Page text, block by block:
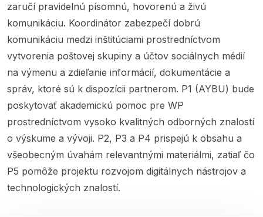
zaručí pravidelnú písomnú, hovorenú a živú
komunikáciu. Koordinátor zabezpečí dobrú
komunikáciu medzi inštitúciami prostredníctvom
vytvorenia poštovej skupiny a účtov sociálnych médií
na výmenu a zdieľanie informácií, dokumentácie a
správ, ktoré sú k dispozícii partnerom. P1 (AYBU) bude
poskytovať akademickú pomoc pre WP
prostredníctvom vysoko kvalitných odborných znalostí
o výskume a vývoji. P2, P3 a P4 prispejú k obsahu a
všeobecným úvahám relevantnými materiálmi, zatiaľ čo
P5 pomôže projektu rozvojom digitálnych nástrojov a
technologických znalostí.